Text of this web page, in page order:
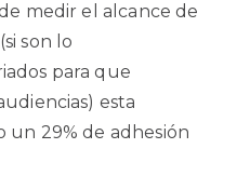
medir el alcance de
son lo
para que
esta
un 29% de adhesión